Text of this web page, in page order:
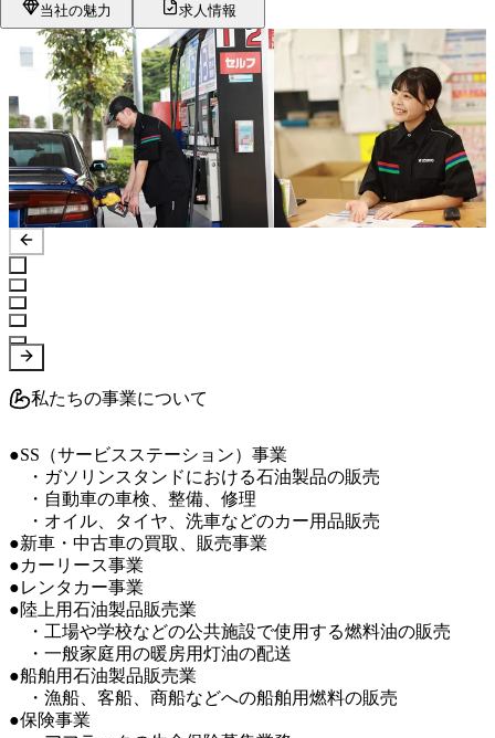
当社の魅力 求人情報
私たちの事業について
●SS（サービスステーション）事業
・ガソリンスタンドにおける石油製品の販売
・自動車の車検、整備、修理
・オイル、タイヤ、洗車などのカー用品販売
●新車・中古車の買取、販売事業
●カーリース事業
●レンタカー事業
●陸上用石油製品販売業
・工場や学校などの公共施設で使用する燃料油の販売
・一般家庭用の暖房用灯油の配送
●船舶用石油製品販売業
・漁船、客船、商船などへの船舶用燃料の販売
●保険事業